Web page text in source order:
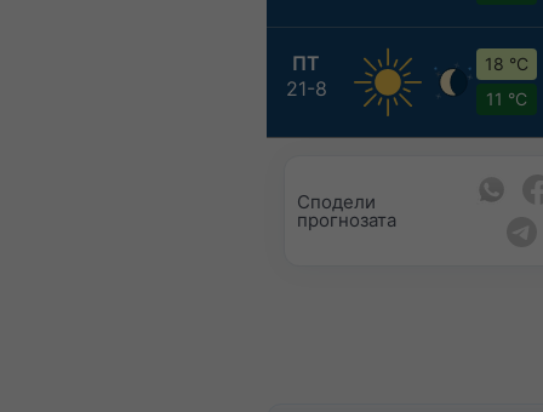
ПТ
21-8
18 °C
11 °C
Сподели
прогнозата